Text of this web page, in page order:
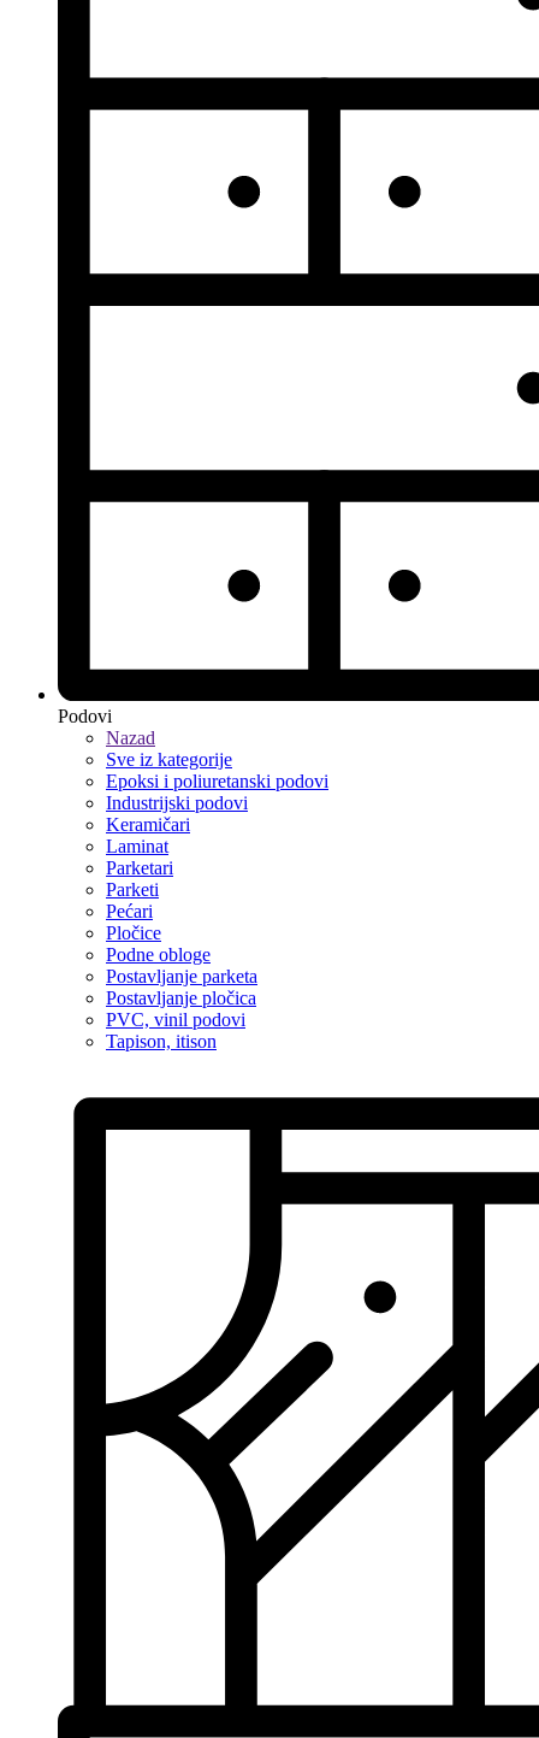
Podovi
Nazad
Sve iz kategorije
Epoksi i poliuretanski podovi
Industrijski podovi
Keramičari
Laminat
Parketari
Parketi
Pećari
Pločice
Podne obloge
Postavljanje parketa
Postavljanje pločica
PVC, vinil podovi
Tapison, itison